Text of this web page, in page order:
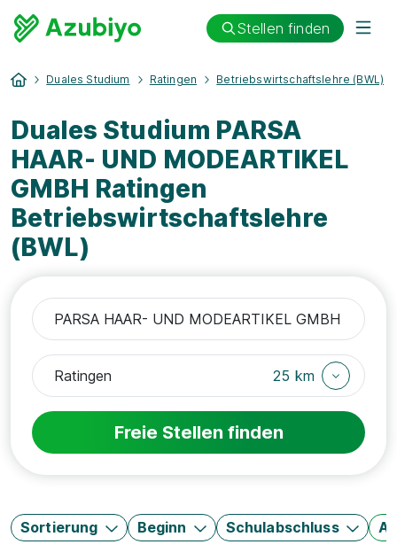
Stellen finden
Duales Studium Ratingen Betriebswirtschaftslehre (BWL)
Duales Studium PARSA
HAAR- UND MODEARTIKEL
GMBH Ratingen
Betriebswirtschaftslehre
(BWL)
25 km
Freie Stellen finden
Sortierung Beginn Schulabschluss